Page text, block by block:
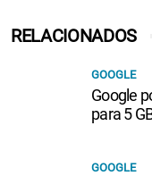
RELACIONADOS
GOOGLE
Google
para 5
GOOGLE